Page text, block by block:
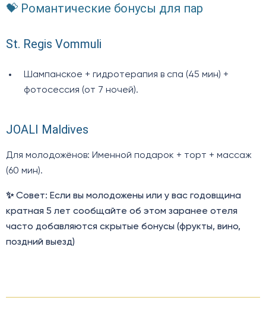
💝 Романтические бонусы для пар
St. Regis Vommuli
Шампанское + гидротерапия в спа (45 мин) +
фотосессия (от 7 ночей).
JOALI Maldives
Для молодожёнов: Именной подарок + торт + массаж
(60 мин).
✨ Совет: Если вы молодожены или у вас годовщина
кратная 5 лет сообщайте об этом заранее отеля
часто добавляются скрытые бонусы (фрукты, вино,
поздний выезд)